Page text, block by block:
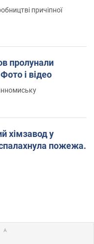
причіпної
пролунали
і відео
хімзавод у
пожежа.